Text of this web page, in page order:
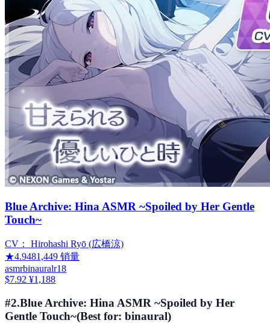
Blue Archive: Hina ASMR ~Spoiled by Her Gentle
Touch~
CV：
Hirohashi Ryō (広橋涼)
★4.9481,449 销量
asmrbinauralr18
$7.92 ¥1,188
#2.Blue Archive: Hina ASMR ~Spoiled by Her
Gentle Touch~(Best for: binaural)